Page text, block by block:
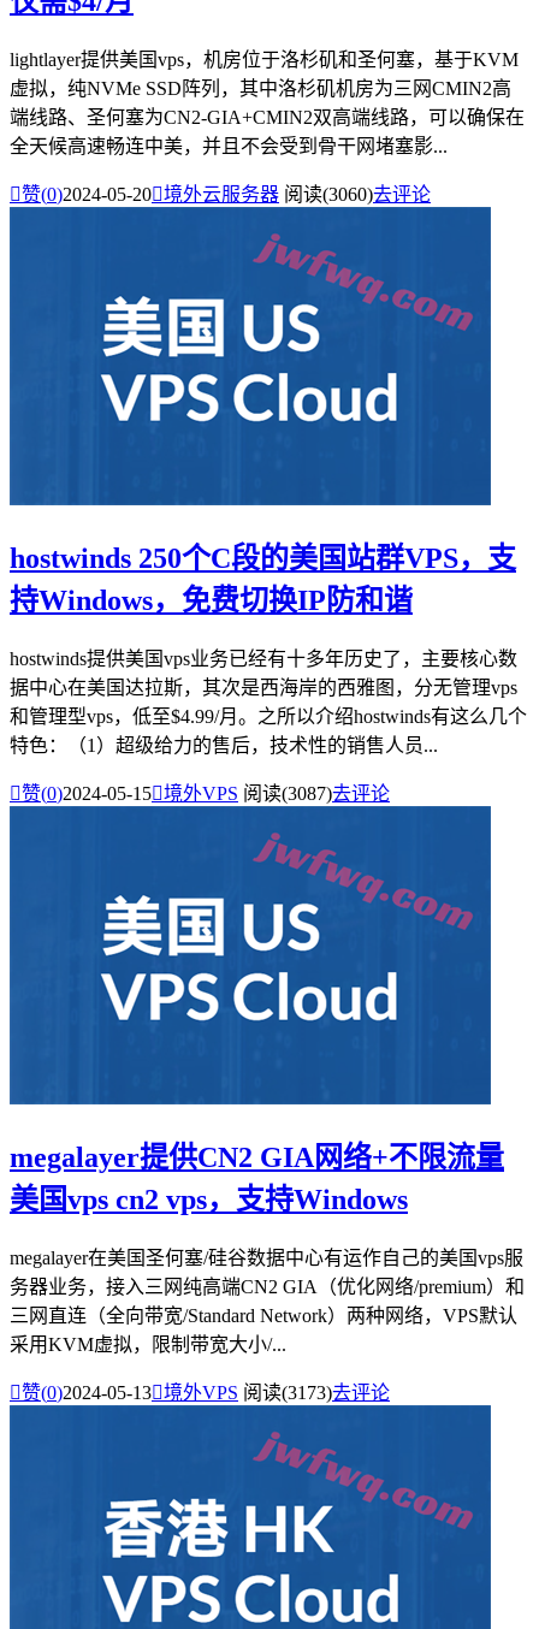
lightlayer提供美国vps，机房位于洛杉矶和圣何塞，基于KVM
虚拟，纯NVMe SSD阵列，其中洛杉矶机房为三网CMIN2高
端线路、圣何塞为CN2-GIA+CMIN2双高端线路，可以确保在
全天候高速畅连中美，并且不会受到骨干网堵塞影...
赞(0)2024-05-20境外云服务器 阅读(3060)去评论
hostwinds 250个C段的美国站群VPS，支
持Windows，免费切换IP防和谐
hostwinds提供美国vps业务已经有十多年历史了，主要核心数
据中心在美国达拉斯，其次是西海岸的西雅图，分无管理vps
和管理型vps，低至$4.99/月。之所以介绍hostwinds有这么几个
特色：（1）超级给力的售后，技术性的销售人员...
赞(0)2024-05-15境外VPS 阅读(3087)去评论
megalayer提供CN2 GIA网络+不限流量
美国vps cn2 vps，支持Windows
megalayer在美国圣何塞/硅谷数据中心有运作自己的美国vps服
务器业务，接入三网纯高端CN2 GIA（优化网络/premium）和
三网直连（全向带宽/Standard Network）两种网络，VPS默认
采用KVM虚拟，限制带宽大小/...
赞(0)2024-05-13境外VPS 阅读(3173)去评论